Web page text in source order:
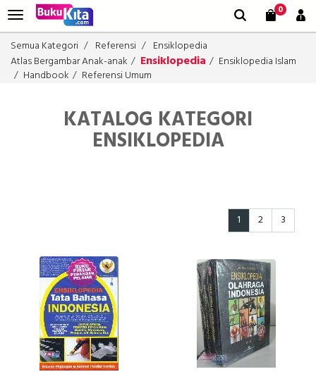
0
Semua Kategori Referensi
Ensiklopedia
Atlas Bergambar Anak-anak
Ensiklopedia
Ensiklopedia Islam
Handbook
Referensi Umum
KATALOG KATEGORI
ENSIKLOPEDIA
1 2 3